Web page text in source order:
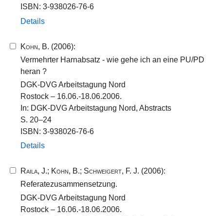
ISBN: 3-938026-76-6
Details
Kohn, B. (2006):
Vermehrter Harnabsatz - wie gehe ich an eine PU/PD
heran ?
DGK-DVG Arbeitstagung Nord
Rostock – 16.06.-18.06.2006.
In: DGK-DVG Arbeitstagung Nord, Abstracts
S. 20–24
ISBN: 3-938026-76-6
Details
Raila, J.; Kohn, B.; Schweigert, F. J. (2006):
Referatezusammensetzung.
DGK-DVG Arbeitstagung Nord
Rostock – 16.06.-18.06.2006.